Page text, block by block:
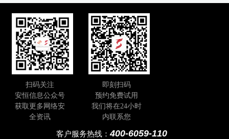
扫码关注
安恒信息公众号
获取更多网络安
全资讯
即刻扫码
预约免费试用
我们将在24小时
内联系您
客户服务热线：400-6059-110